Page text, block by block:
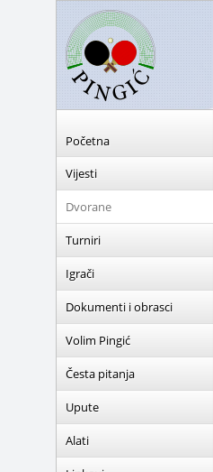
Početna
Vijesti
Dvorane
Turniri
Igrači
Dokumenti i obrasci
Volim Pingić
Česta pitanja
Upute
Alati